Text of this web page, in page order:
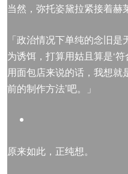
当然，弥托姿黛拉紧接着赫
「政治情况下单纯的念旧
为诱饵，打算用姑且算是‘符
用面包店来说的话，我想就
前的制作方法’吧。」
原来如此，正纯想。